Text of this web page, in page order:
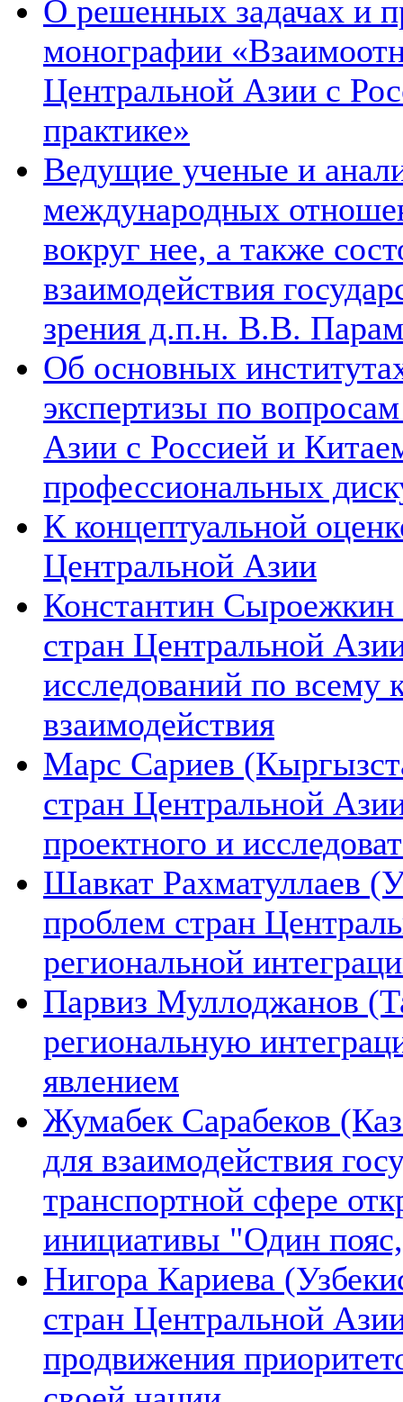
О решенных задачах и
монографии
Центральной Азии с
практике»
Ведущие ученые и
международных
вокруг нее, а также
взаимодействия
зрения д.п.н. В.В.
Об основных
экспертизы по
Азии с Россией и
профессиональных
К концептуальной
Центральной Азии
Константин Сыроежкин
стран Центральной
исследований по всему
взаимодействия
Марс Сариев
стран Центральной
проектного и
Шавкат Рахматуллаев
проблем стран
региональной
Парвиз Муллоджанов
региональную
явлением
Жумабек Сарабеков
для взаимодействия
транспортной сфере
инициативы "Один
Нигора Кариева
стран Центральной
продвижения